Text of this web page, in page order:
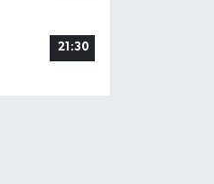
21:30